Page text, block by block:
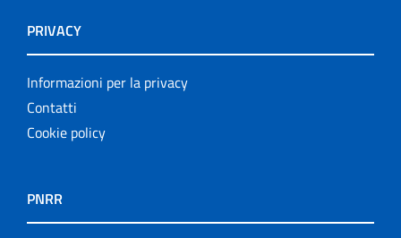
PRIVACY
Informazioni per la privacy
Contatti
Cookie policy
PNRR